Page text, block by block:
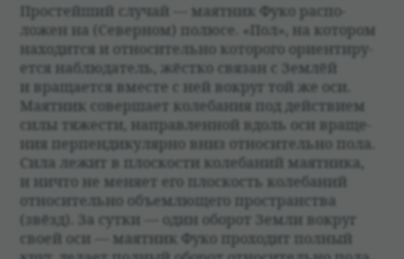
Про­стейший слу­чай — маят­ник Фуко рас­по­
ложен на (Север­ном) полюсе. «Пол», на кото­ром
нахо­дится и отно­си­тельно кото­рого ори­ен­ти­ру­
ется наблю­да­тель, жёстко свя­зан с Зем­лёй
и враща­ется вме­сте с ней вокруг той же оси.
Маят­ник совершает коле­ба­ния под действием
силы тяже­сти, направ­лен­ной вдоль оси враще­
ния перпен­ди­ку­лярно вниз отно­си­тельно пола.
Сила лежит в плос­ко­сти коле­ба­ний маят­ника,
и ничто не меняет его плос­кость коле­ба­ний
отно­си­тельно объем­лющего про­стран­ства
(звёзд). За сутки — один обо­рот Земли вокруг
своей оси — маят­ник Фуко про­хо­дит пол­ный